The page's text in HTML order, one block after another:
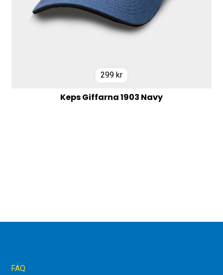
299 kr
Keps Giffarna 1903 Navy
FAQ